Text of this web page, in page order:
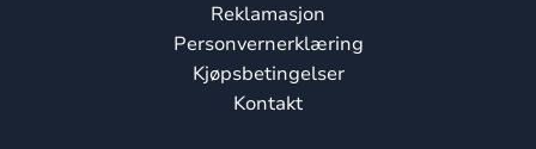
Reklamasjon
Personvernerklæring
Kjøpsbetingelser
Kontakt